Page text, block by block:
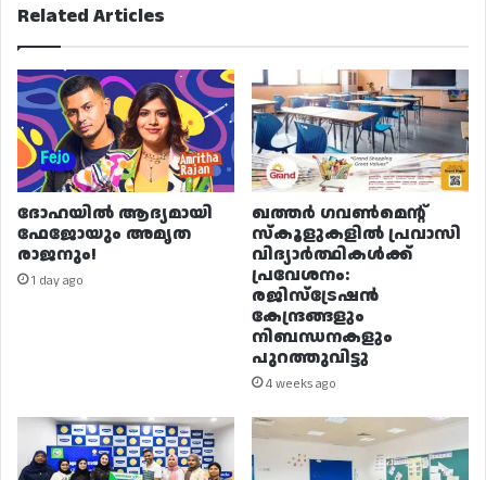
Related Articles
ദോഹയിൽ ആദ്യമായി
ഫേജോയും അമൃത
രാജനും!
1 day ago
ഖത്തർ ഗവൺമെന്റ്
സ്കൂളുകളിൽ പ്രവാസി
വിദ്യാർത്ഥികൾക്ക്
പ്രവേശനം:
രജിസ്ട്രേഷൻ
കേന്ദ്രങ്ങളും
നിബന്ധനകളും
പുറത്തുവിട്ടു
4 weeks ago